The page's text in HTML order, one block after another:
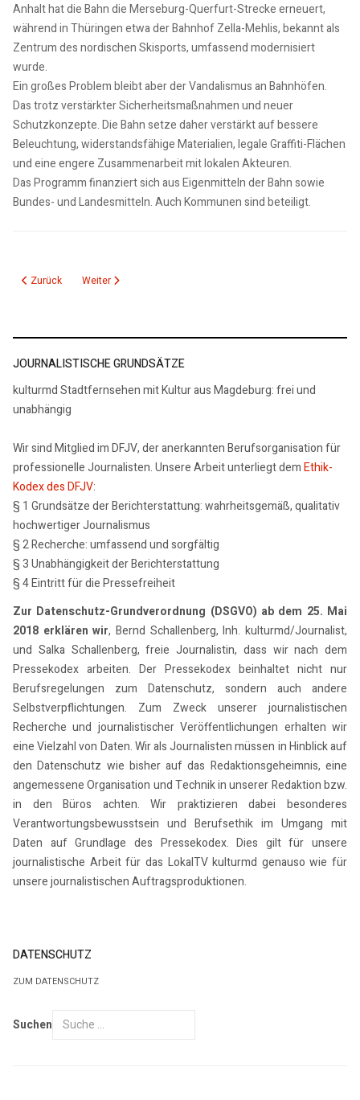
Anhalt hat die Bahn die Merseburg-Querfurt-Strecke erneuert,
während in Thüringen etwa der Bahnhof Zella-Mehlis, bekannt als
Zentrum des nordischen Skisports, umfassend modernisiert
wurde.
Ein großes Problem bleibt aber der Vandalismus an Bahnhöfen.
Das trotz verstärkter Sicherheitsmaßnahmen und neuer
Schutzkonzepte. Die Bahn setze daher verstärkt auf bessere
Beleuchtung, widerstandsfähige Materialien, legale Graffiti-Flächen
und eine engere Zusammenarbeit mit lokalen Akteuren.
Das Programm finanziert sich aus Eigenmitteln der Bahn sowie
Bundes- und Landesmitteln. Auch Kommunen sind beteiligt.
Vorheriger Beitrag: 10.03.25: kmd aktuelle 15, Nachrichten 1
Zurück Nächster Beitrag: 06.03.25: Doppelausstellung im Landtag
Weiter
JOURNALISTISCHE GRUNDSÄTZE
kulturmd Stadtfernsehen mit Kultur aus Magdeburg: frei und
unabhängig
Wir sind Mitglied im DFJV, der anerkannten Berufsorganisation für
professionelle Journalisten. Unsere Arbeit unterliegt demEthik-
Kodex des DFJV:
§ 1 Grundsätze der Berichterstattung: wahrheitsgemäß, qualitativ
hochwertiger Journalismus
§ 2 Recherche: umfassend und sorgfältig
§ 3 Unabhängigkeit der Berichterstattung
§ 4 Eintritt für die Pressefreiheit
Zur Datenschutz-Grundverordnung (DSGVO) ab dem 25. Mai
2018 erklären wir, Bernd Schallenberg, Inh. kulturmd/Journalist,
und Salka Schallenberg, freie Journalistin, dass wir nach dem
Pressekodex arbeiten. Der Pressekodex beinhaltet nicht nur
Berufsregelungen zum Datenschutz, sondern auch andere
Selbstverpflichtungen. Zum Zweck unserer journalistischen
Recherche und journalistischer Veröffentlichungen erhalten wir
eine Vielzahl von Daten. Wir als Journalisten müssen in Hinblick auf
den Datenschutz wie bisher auf das Redaktionsgeheimnis, eine
angemessene Organisation und Technik in unserer Redaktion bzw.
in den Büros achten. Wir praktizieren dabei besonderes
Verantwortungsbewusstsein und Berufsethik im Umgang mit
Daten auf Grundlage des Pressekodex. Dies gilt für unsere
journalistische Arbeit für das LokalTV kulturmd genauso wie für
unsere journalistischen Auftragsproduktionen.
DATENSCHUTZ
ZUM DATENSCHUTZ
Suchen